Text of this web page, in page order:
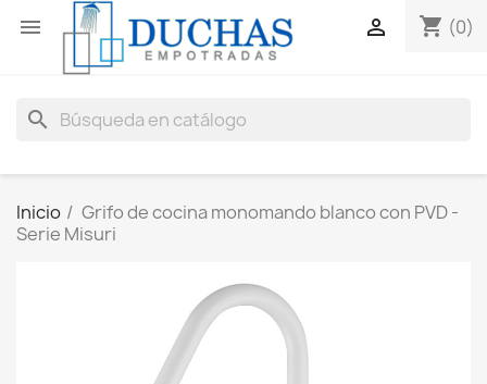
 shopping_cart (0)

search
Inicio
Grifo de cocina monomando blanco con PVD -
Serie Misuri